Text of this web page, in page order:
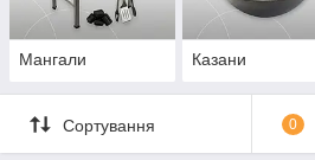
Мангали Казани
Сортування 0